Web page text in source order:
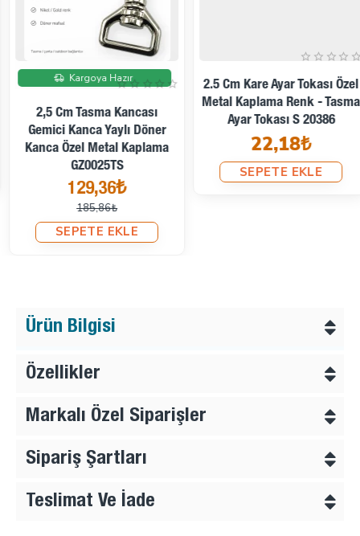
İndirimde
Kargoya Hazır
2,5 Cm Tasma Kancası
Gemici Kanca Yaylı Döner
Kanca Özel Metal Kaplama
GZ0025TS
129,36₺
185,86₺
SEPETE EKLE
2.5 Cm Kare Ayar Tokası Özel
Metal Kaplama Renk - Tasma
Ayar Tokası S 20386
22,18₺
SEPETE EKLE
Ürün Bilgisi
Özellikler
Markalı Özel Siparişler
Sipariş Şartları
Teslimat Ve İade